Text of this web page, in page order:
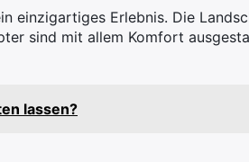
einzigartiges Erlebnis. Die
sind mit allem Komfort
lassen?